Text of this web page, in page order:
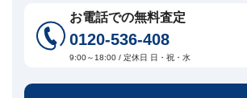
に
つ
▾
お電話での無料査定
0120-536-408
9:00～18:00 / 定休日 日・祝・水